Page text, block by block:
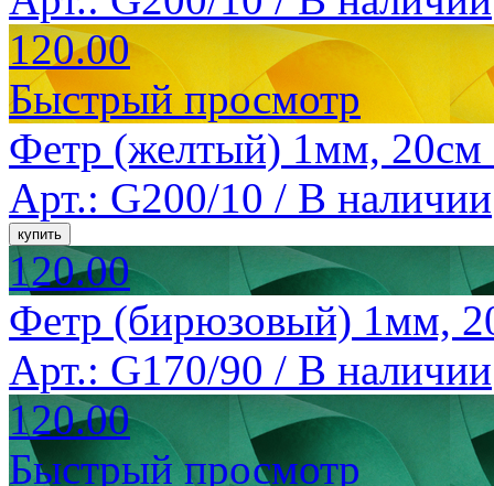
120.00
Быстрый просмотр
Фетр (желтый) 1мм,
Арт.: G200/10 / В наличии
120.00
Фетр (бирюзовый) 1мм,
Арт.: G170/90 / В наличии
120.00
Быстрый просмотр